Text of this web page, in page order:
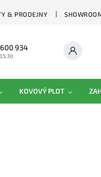
& PRODEJNY
934
KOVOVÝ PLOT